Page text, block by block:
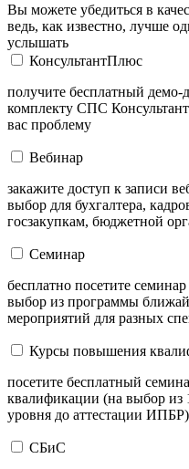
Вы можете убедиться в
ведь, как известно, лучше
услышать
КонсультантПлюс
получите бесплатный
комплекту СПС
вас проблему
Вебинар
закажите доступ к записи
выбор для бухгалтера,
госзакупкам, бюджетной
Семинар
бесплатно посетите
выбор из программы
мероприятий для разных
Курсы повышения
посетите бесплатный
квалификации (на выбор из
уровня до аттестации ИПБР)
СБиС